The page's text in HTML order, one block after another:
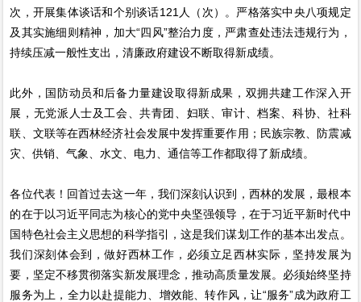
次，开展集体谈话和个别谈话121人（次）。严格落实中央八项规定
及其实施细则精神，加大“四风”整治力度，严肃查处违法违规行为，
持续压减一般性支出，清廉政府建设不断取得新成绩。
此外，国防动员和后备力量建设取得新成果，双拥共建工作深入开
展，无党派人士及工会、共青团、妇联、审计、档案、科协、社科
联、文联等在西林经济社会发展中发挥重要作用；民族宗教、防震减
灾、供销、气象、水文、电力、通信等工作都取得了新成绩。
各位代表！回首过去这一年，我们深刻认识到，西林的发展，最根本
的在于以习近平同志为核心的党中央坚强领导，在于习近平新时代中
国特色社会主义思想的科学指引，这是我们谋划工作的基本出发点。
我们深刻体会到，做好西林工作，必须立足西林实际，坚持发展为
要，坚定不移贯彻落实新发展理念，推动高质量发展。必须始终坚持
服务为上，全力以赴提能力、增效能、转作风，让“服务”成为政府工